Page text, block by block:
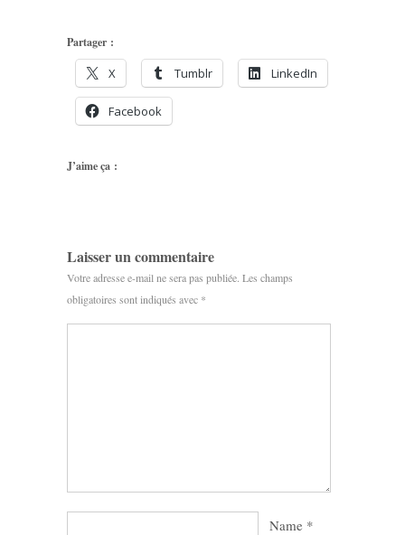
Partager :
X Tumblr LinkedIn
Facebook
J’aime ça :
Laisser un commentaire
Votre adresse e-mail ne sera pas publiée. Les champs
obligatoires sont indiqués avec *
Name *